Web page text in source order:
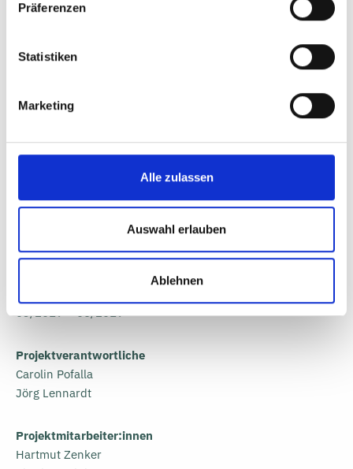
Präferenzen
Statistiken
Marketing
Alle zulassen
Auswahl erlauben
Ablehnen
Forum Thüringer Wald e.V.
Cornelia Grimm
98527 Suhl
03/2019 – 06/2019
Projektverantwortliche
Carolin Pofalla
Jörg Lennardt
Projektmitarbeiter:innen
Hartmut Zenker